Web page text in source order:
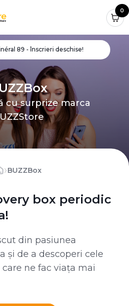
0
89 - înscrieri deschise!
cu surprize marca
›BUZZBox
box periodic
din pasiunea
și de a descoperi cele
ne fac viața mai